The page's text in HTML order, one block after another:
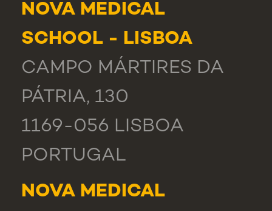
NOVA MEDICAL
SCHOOL - LISBOA
CAMPO MÁRTIRES DA
PÁTRIA, 130
1169-056 LISBOA
PORTUGAL
NOVA MEDICAL